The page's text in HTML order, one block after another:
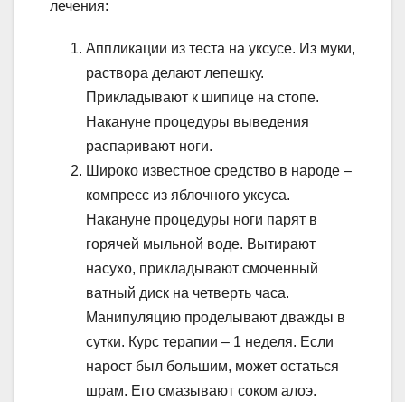
лечения:
Аппликации из теста на уксусе. Из муки,
раствора делают лепешку.
Прикладывают к шипице на стопе.
Накануне процедуры выведения
распаривают ноги.
Широко известное средство в народе –
компресс из яблочного уксуса.
Накануне процедуры ноги парят в
горячей мыльной воде. Вытирают
насухо, прикладывают смоченный
ватный диск на четверть часа.
Манипуляцию проделывают дважды в
сутки. Курс терапии – 1 неделя. Если
нарост был большим, может остаться
шрам. Его смазывают соком алоэ.